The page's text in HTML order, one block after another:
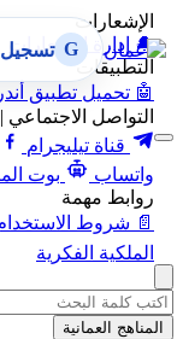
الإشعارات
🔔 إدارة الإشعارات
التطبيقات
🤖 تحميل تطبيق
التواصل
قناة تيليجرام
واتساب
بوت
روابط مهمة
📄 شروط
الملكية الفكرية
G تسجيل
المناهج العمانية